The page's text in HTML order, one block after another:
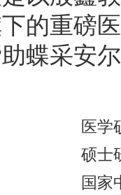
的重磅
蝶采安
医学
硕士研
国家中